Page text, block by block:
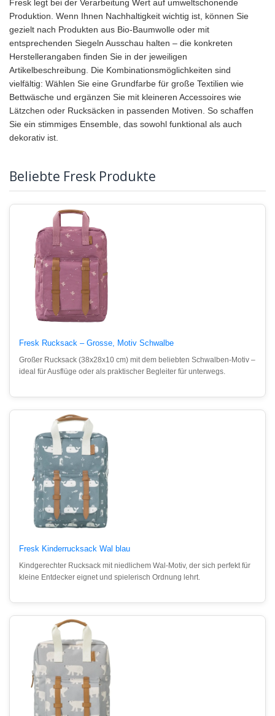
Fresk legt bei der Verarbeitung Wert auf umweltschonende
Produktion. Wenn Ihnen Nachhaltigkeit wichtig ist, können Sie
gezielt nach Produkten aus Bio-Baumwolle oder mit
entsprechenden Siegeln Ausschau halten – die konkreten
Herstellerangaben finden Sie in der jeweiligen
Artikelbeschreibung. Die Kombinationsmöglichkeiten sind
vielfältig: Wählen Sie eine Grundfarbe für große Textilien wie
Bettwäsche und ergänzen Sie mit kleineren Accessoires wie
Lätzchen oder Rucksäcken in passenden Motiven. So schaffen
Sie ein stimmiges Ensemble, das sowohl funktional als auch
dekorativ ist.
Beliebte Fresk Produkte
Fresk Rucksack – Grosse, Motiv Schwalbe
Großer Rucksack (38x28x10 cm) mit dem beliebten Schwalben-Motiv –
ideal für Ausflüge oder als praktischer Begleiter für unterwegs.
Fresk Kinderrucksack Wal blau
Kindgerechter Rucksack mit niedlichem Wal-Motiv, der sich perfekt für
kleine Entdecker eignet und spielerisch Ordnung lehrt.